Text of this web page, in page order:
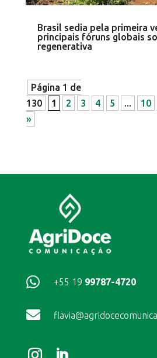
Brasil sedia pela primeira
principais fóruns globais
regenerativa
Página 1 de
130
1 2 3 4 5 ... 10
»
 +55 19 99787-4720
